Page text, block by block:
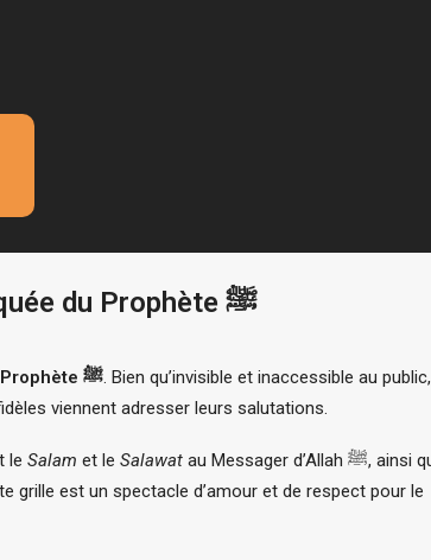
La Tombe du Prophète ﷺ : Le Cœur de la Mosquée du Prophète ﷺ
la tombe du Prophète ﷺ. Bien qu’invisible et inaccessible au public,
viennent adresser leurs salutations.
le Salam et le Salawat au Messager d’Allah ﷺ, ainsi qu’à ses
grille est un spectacle d’amour et de respect pour le